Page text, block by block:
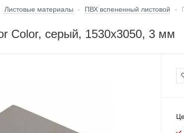
Листовые материалы - ПВХ вспененный листовой -
Color, серый, 1530х3050, 3 мм